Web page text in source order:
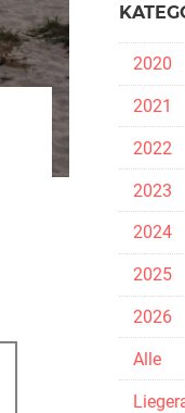
2020
2021
2022
2023
2024
2025
2026
Alle